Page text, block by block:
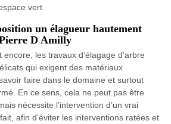
vert.
un élagueur hautement
D Amilly
encore, les travaux d’élagage d'arbre
qui exigent des matériaux
faire dans le domaine et surtout
En ce sens, cela ne peut pas être
nécessite l’intervention d’un vrai
afin d’éviter les interventions ratées et